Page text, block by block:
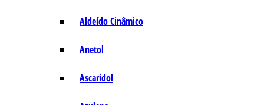
Aldeído Cinâmico
Anetol
Ascaridol